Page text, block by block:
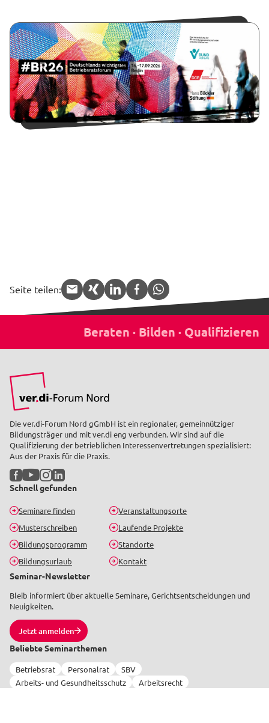
Seite teilen:
APP.share.target.mail
APP.share.target.xing
Die ver.di-Forum Nord gGmbH ist ein regionaler, gemeinnütziger
Bildungsträger und mit ver.di eng verbunden. Wir sind auf die
Qualifizierung der betrieblichen Interessenvertretungen spezialisiert:
Aus der Praxis für die Praxis.
Facebook
YouTubeInstagram
LinkedIn
Schnell gefunden
Seminare finden
Musterschreiben
Bildungsprogramm
Bildungsurlaub
Veranstaltungsorte
Laufende Projekte
Standorte
Kontakt
Seminar-Newsletter
Bleib informiert über aktuelle Seminare, Gerichtsentscheidungen und
Neuigkeiten.
Jetzt anmelden
Beliebte Seminarthemen
Betriebsrat Personalrat
SBV
Arbeits- und Gesundheitsschutz
Arbeitsrecht